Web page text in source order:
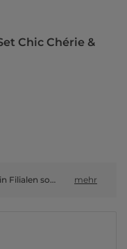
Chic Chérie &
Online-Preise können von den Preisen in Filialen sowie Shop-in-Shop-Flächen abweichen. mehr